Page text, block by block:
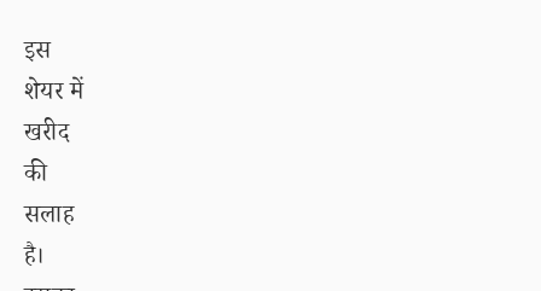
इस
शेयर में
खरीद
की
सलाह
है।